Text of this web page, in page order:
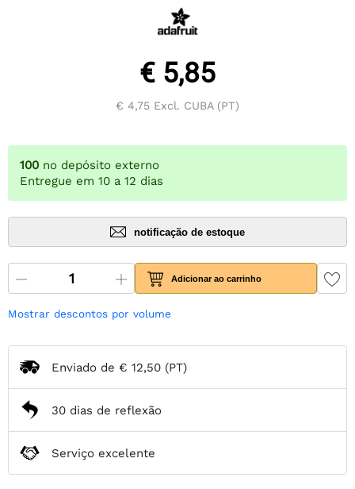
€ 5,85
€ 4,75 Excl. CUBA (PT)
100 no depósito externo
Entregue em 10 a 12 dias
notificação de estoque
Adicionar ao carrinho
Mostrar descontos por volume
Enviado de € 12,50 (PT)
30 dias de reflexão
Serviço excelente